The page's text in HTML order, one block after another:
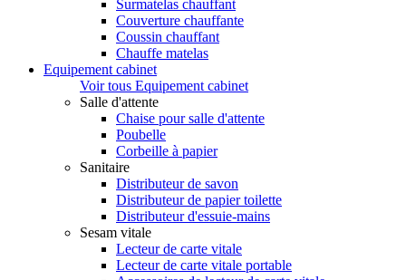
Surmatelas chauffant
Couverture chauffante
Coussin chauffant
Chauffe matelas
Equipement cabinet
Voir tous Equipement cabinet
Salle d'attente
Chaise pour salle d'attente
Poubelle
Corbeille à papier
Sanitaire
Distributeur de savon
Distributeur de papier toilette
Distributeur d'essuie-mains
Sesam vitale
Lecteur de carte vitale
Lecteur de carte vitale portable